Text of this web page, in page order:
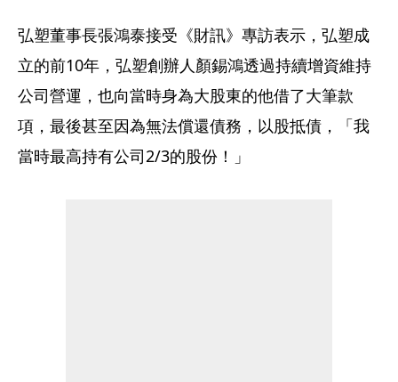
弘塑董事長張鴻泰接受《財訊》專訪表示，弘塑成
立的前10年，弘塑創辦人顏錫鴻透過持續增資維持
公司營運，也向當時身為大股東的他借了大筆款
項，最後甚至因為無法償還債務，以股抵債，「我
當時最高持有公司2/3的股份！」